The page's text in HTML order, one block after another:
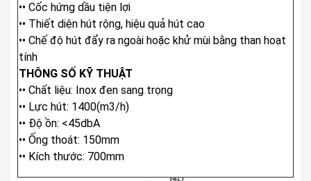
•• Cốc hứng dầu tiện lợi
•• Thiết diện hút rộng, hiệu quả hút cao
•• Chế độ hút đẩy ra ngoài hoặc khử mùi bằng than hoạt
tính
THÔNG SỐ KỸ THUẬT
•• Chất liệu: Inox đen sang trọng
•• Lực hút: 1400(m3/h)
•• Độ ồn: <45dbA
•• Ống thoát: 150mm
•• Kích thước: 700mm